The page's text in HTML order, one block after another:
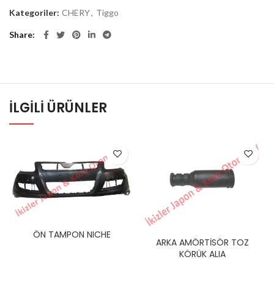
Kategoriler: CHERY, Tiggo
Share
İLGILI ÜRÜNLER
ÖN TAMPON NICHE
ARKA AMÖRTİSÖR TOZ
KÖRÜK ALIA